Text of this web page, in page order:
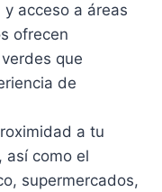
acceso a áreas
ofrecen
que
de
a tu
así como el
supermercados,